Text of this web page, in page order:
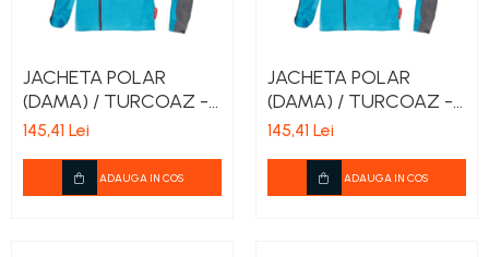
JACHETA POLAR
(DAMA) / TURCOAZ -
L
145,41 Lei
ADAUGA IN COS
JACHETA POLAR
(DAMA) / TURCOAZ -
XL
145,41 Lei
ADAUGA IN COS